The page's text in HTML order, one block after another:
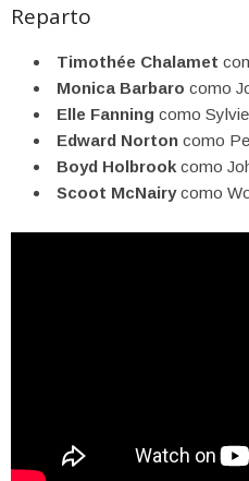
Reparto
Timothée Chalamet
Monica Barbaro como
Elle Fanning como
Edward Norton como
Boyd Holbrook como
Scoot McNairycomo